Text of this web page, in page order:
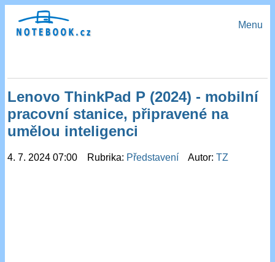
Menu
Lenovo ThinkPad P (2024) - mobilní
pracovní stanice, připravené na
umělou inteligenci
4. 7. 2024 07:00 Rubrika: Představení Autor:TZ